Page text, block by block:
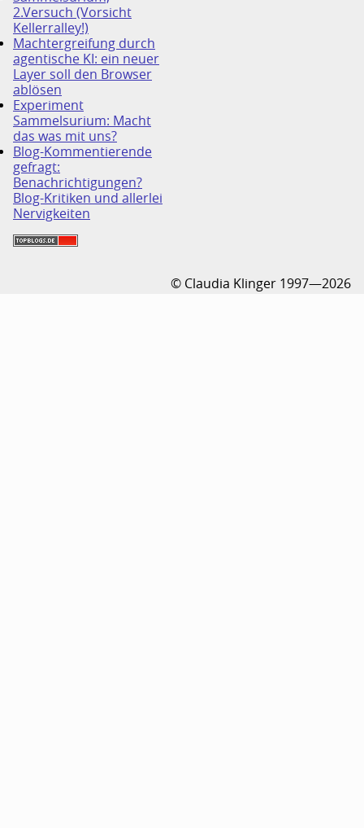
2.Versuch (Vorsicht
Kellerralley!)
Machtergreifung durch
agentische KI: ein neuer
Layer soll den Browser
ablösen
Experiment
Sammelsurium: Macht
das was mit uns?
Blog-Kommentierende
gefragt:
Benachrichtigungen?
Blog-Kritiken und allerlei
Nervigkeiten
© Claudia Klinger 1997—2026